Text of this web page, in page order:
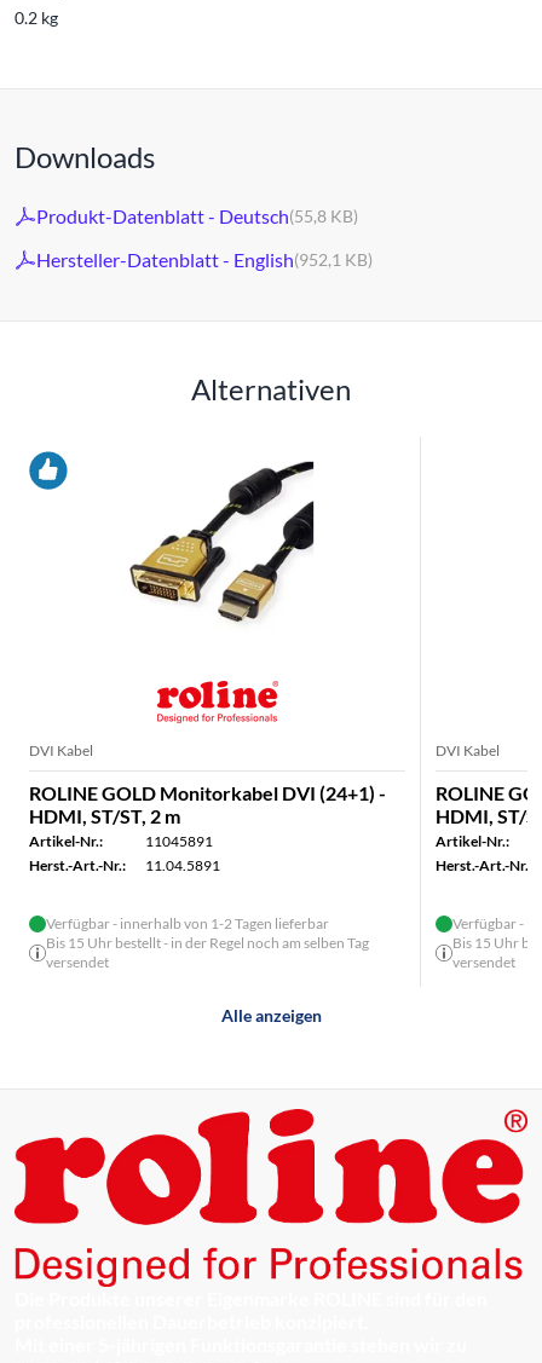
0.2 kg
Downloads
Produkt-Datenblatt - Deutsch(55,8 KB)
Hersteller-Datenblatt - English(952,1 KB)
Alternativen
DVI Kabel
ROLINE GOLD Monitorkabel DVI (24+1) -
HDMI, ST/ST, 2 m
Artikel-Nr.:
11045891
Herst.-Art.-Nr.:
11.04.5891
Verfügbar - innerhalb von 1-2 Tagen lieferbar
Bis 15 Uhr bestellt - in der Regel noch am selben Tag
versendet
DVI Kabel
ROLINE
HDMI, ST/
Artikel-Nr.:
Herst.-Art.-Nr.:
Verfügbar -
Bis 15 Uhr
versendet
Alle anzeigen